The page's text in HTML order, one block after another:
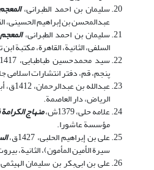
سلیمان بن احمد الطبرانی،
عبدالمحسن بن إبراهیم الحسینی،
سلیمان بن احمد الطبرانی،
السلفی، الثانیة، القاهرة، مکتبة
سید محمدحسین طباطبایی، 1417ق،
پنجم، قم، دفتر انتشارات
عبدالله بن عبدالرحمان، 1412ق، أبابطین،
الریاض، دار العاصمة.
علامه حلی، 1379ش‏، منهاج
مؤسسة عاشورا.‏
علی بن إبراهیم الحلبی، 1427ق،
سیرة الأمین المأمون)، الثانیة،
علی بن ابی‌بکر بن سلیمان الهیثمی،